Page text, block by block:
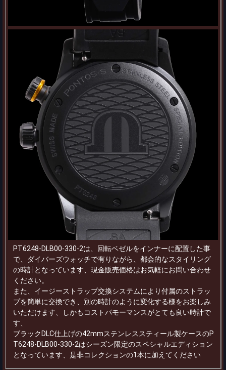
PT6248-DLB00-330-2は、回転ベゼルをインナーに配置した事
で、ダイバーズウォッチで有りながら、都会的なスタイリング
の時計となっています、現金販売価格はお気軽にお問い合わせ
ください。
また、イージーストラップ交換システムにより付属のストラッ
プを簡単に交換でき、別の時計のように変化する様をお楽しみ
いただけます、しかもコストパモーマンスがとても良い時計で
す、
ブラックDLC仕上げの42mmステンレススティール製ケースのP
T6248-DLB00-330-2はシーズン限定のスペシャルエディション
となっています、是非コレクションの1本に加えてください